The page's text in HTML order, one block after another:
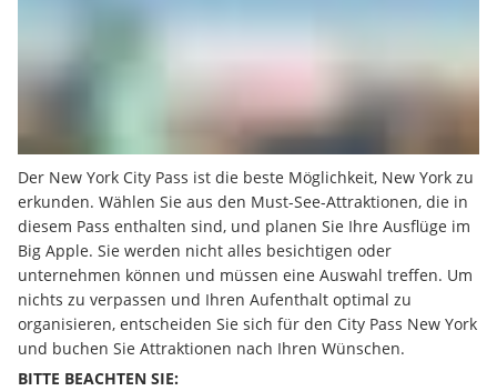
Der New York City Pass ist die beste Möglichkeit, New York zu
erkunden. Wählen Sie aus den Must-See-Attraktionen, die in
diesem Pass enthalten sind, und planen Sie Ihre Ausflüge im
Big Apple. Sie werden nicht alles besichtigen oder
unternehmen können und müssen eine Auswahl treffen. Um
nichts zu verpassen und Ihren Aufenthalt optimal zu
organisieren, entscheiden Sie sich für den City Pass New York
und buchen Sie Attraktionen nach Ihren Wünschen.
BITTE BEACHTEN SIE: